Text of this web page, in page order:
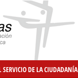
SERVICIO DE LA CIUDADANÍA